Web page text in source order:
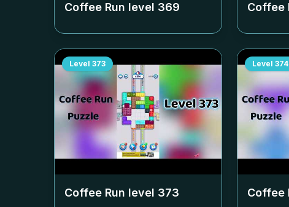
Coffee Run level 369 Coffee
Level 373
Coffee Run level 373
Level 374
Coffee